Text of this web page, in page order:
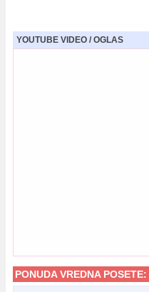
YOUTUBE VIDEO / OGLAS
PONUDA VREDNA POSETE: